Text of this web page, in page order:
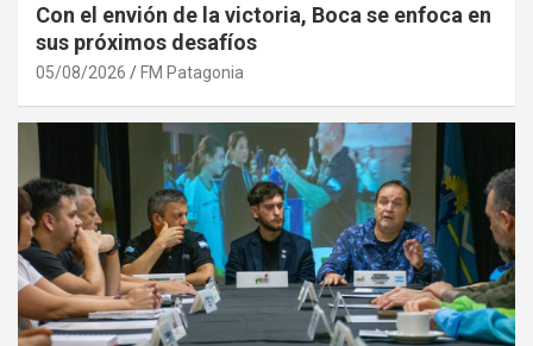
Con el envión de la victoria, Boca se enfoca en
sus próximos desafíos
05/08/2026 FM Patagonia